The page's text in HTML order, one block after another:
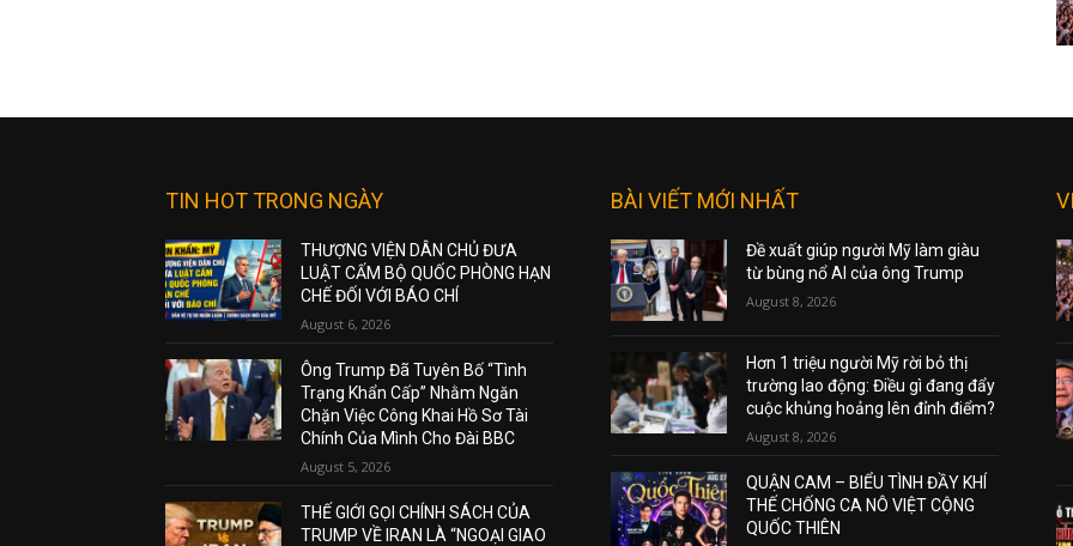
TIN HOT TRONG NGÀY
THƯỢNG VIỆN DÂN CHỦ ĐƯA
LUẬT CẤM BỘ QUỐC PHÒNG HẠN
CHẾ ĐỐI VỚI BÁO CHÍ
August 6, 2026
Ông Trump Đã Tuyên Bố “Tình
Trạng Khẩn Cấp” Nhằm Ngăn
Chặn Việc Công Khai Hồ Sơ Tài
Chính Của Mình Cho Đài BBC
August 5, 2026
THẾ GIỚI GỌI CHÍNH SÁCH CỦA
TRUMP VỀ IRAN LÀ “NGOẠI GIAO
BÀI VIẾT MỚI NHẤT
Đề xuất giúp người Mỹ làm giàu
từ bùng nổ AI của ông Trump
August 8, 2026
Hơn 1 triệu người Mỹ rời bỏ thị
trường lao động: Điều gì đang đẩy
cuộc khủng hoảng lên đỉnh điểm?
August 8, 2026
QUẬN CAM – BIỂU TÌNH ĐẦY KHÍ
THẾ CHỐNG CA NÔ VIỆT CỘNG
QUỐC THIÊN